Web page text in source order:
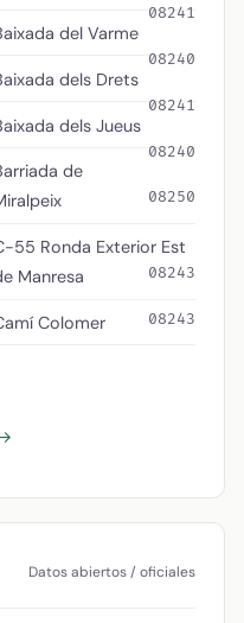
08241
del Varme
08240
dels Drets
08241
dels Jueus
08240
de
08250
55 Ronda Exterior Est
Manresa
08243
Colomer 08243
Datos abiertos / oficiales